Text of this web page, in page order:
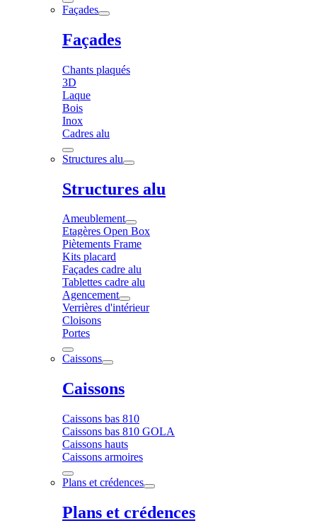
Façades
Façades
Chants plaqués
3D
Laque
Bois
Inox
Cadres alu
Structures alu
Structures alu
Ameublement
Etagères Open Box
Piètements Frame
Kits placard
Façades cadre alu
Tablettes cadre alu
Agencement
Verrières d'intérieur
Cloisons
Portes
Caissons
Caissons
Caissons bas 810
Caissons bas 810 GOLA
Caissons hauts
Caissons armoires
Plans et crédences
Plans et crédences